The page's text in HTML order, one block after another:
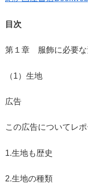
目次
第１章 服飾に必要な
（1）生地
広告
この広告についてレポ
1.生地も歴史
2.生地の種類